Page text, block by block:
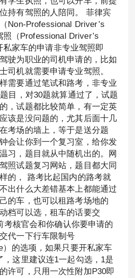
持有驾照的人陪同。 菲律宾
Non-Professional Driver’s
（Professional Driver’s
私家车的申请非专业驾照即
驶为职业的司机申请的，比如
司机就需要申请专业驾照。
需要通过笔试和路考，非专业
目，对30题就算通过了，试题
，试题都比较简单，有一定英
该是没问题的，尤其后面十几
考场的墙上，等于是送分题
会让你到一个复习室，给你发
习，题目就从中随机出的。网
照试题复习网站，题目都大同
的， 路考比起国内的路考就
出什么大差错基本上都能通过
的车，也可以租路考场地的
档可以选，租车的话要交
考核官会和你确认你要申请的
代一下行车限制号
）的选项，如果只要开私家车
，这里建议连1一起勾选，1是
许可，只用一次性附加P30即